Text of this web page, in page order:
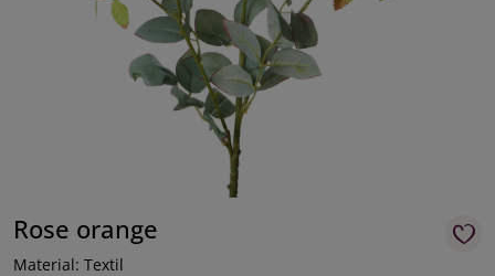
Rose orange
Material: Textil